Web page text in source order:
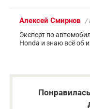
Алексей Смирнов /
Эксперт по
Honda и знаю всё об